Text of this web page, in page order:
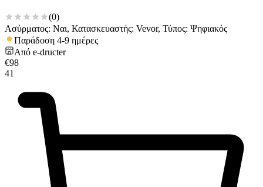
(0)
Ασύρματος: Ναι, Κατασκευαστής: Vevor, Τύπος: Ψηφιακός
Παράδοση 4-9 ημέρες
Από e-dructer
€98
41